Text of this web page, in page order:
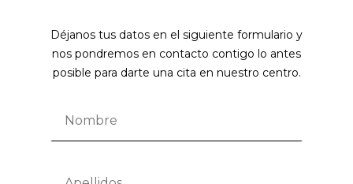
Déjanos tus datos en el siguiente formulario y
nos pondremos en contacto contigo lo antes
posible para darte una cita en nuestro centro.